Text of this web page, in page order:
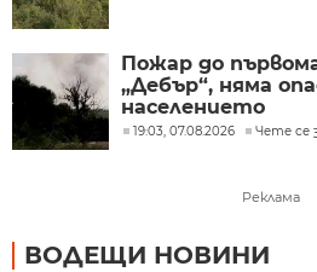
Пожар до
„Дебър“, няма
населението
19:03, 07.08.2026 Чете се
Реклама
ВОДЕЩИ НОВИНИ